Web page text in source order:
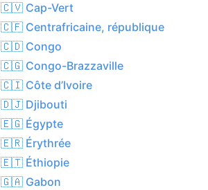
🇨🇻 Cap-Vert
🇨🇫 Centrafricaine, république
🇨🇩 Congo
🇨🇬 Congo-Brazzaville
🇨🇮 Côte d’Ivoire
🇩🇯 Djibouti
🇪🇬 Égypte
🇪🇷 Érythrée
🇪🇹 Éthiopie
🇬🇦 Gabon